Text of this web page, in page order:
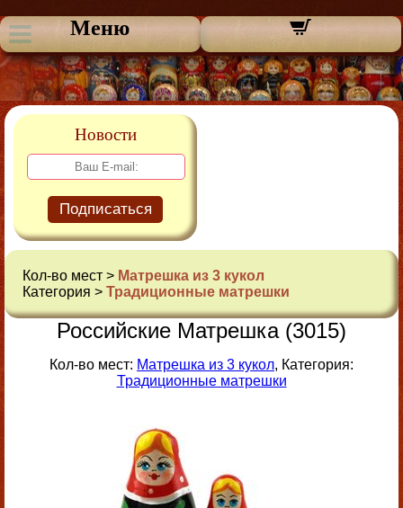
Меню
Новости
Подписаться
Кол-во мест > Матрешка из 3 кукол
Категория > Традиционные матрешки
Российские Матрешка (3015)
Кол-во мест: Матрешка из 3 кукол, Категория:
Традиционные матрешки